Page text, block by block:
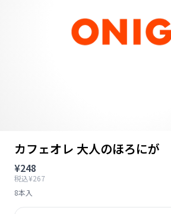
カフェオレ 大人のほろにが
¥248
税込¥267
8本入